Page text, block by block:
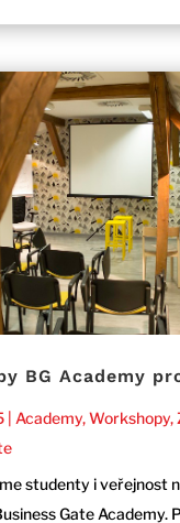
BG Academy
| Academy,Workshopy,
studenty i veřejnost
Gate Academy.